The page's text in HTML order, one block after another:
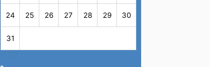
24 25 26 27 28 29 30
31